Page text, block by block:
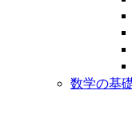
数学の基